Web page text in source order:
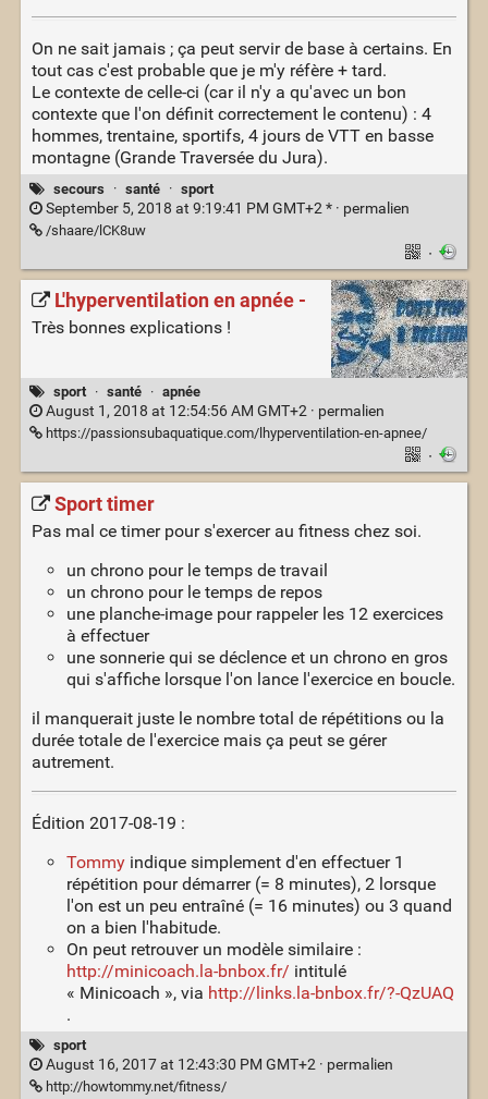
On ne sait jamais ; ça peut servir de base à certains. En
tout cas c'est probable que je m'y réfère + tard.
Le contexte de celle-ci (car il n'y a qu'avec un bon
contexte que l'on définit correctement le contenu) : 4
hommes, trentaine, sportifs, 4 jours de VTT en basse
montagne (Grande Traversée du Jura).
secours · santé · sport
September 5, 2018 at 9:19:41 PM GMT+2 * · permalien
/shaare/lCK8uw
·
L'hyperventilation en apnée -
Très bonnes explications !
sport · santé · apnée
August 1, 2018 at 12:54:56 AM GMT+2 · permalien
https://passionsubaquatique.com/lhyperventilation-en-apnee/
·
Sport timer
Pas mal ce timer pour s'exercer au fitness chez soi.
un chrono pour le temps de travail
un chrono pour le temps de repos
une planche-image pour rappeler les 12 exercices
à effectuer
une sonnerie qui se déclence et un chrono en gros
qui s'affiche lorsque l'on lance l'exercice en boucle.
il manquerait juste le nombre total de répétitions ou la
durée totale de l'exercice mais ça peut se gérer
autrement.
Édition 2017-08-19 :
Tommyindique simplement d'en effectuer 1
répétition pour démarrer (= 8 minutes), 2 lorsque
l'on est un peu entraîné (= 16 minutes) ou 3 quand
on a bien l'habitude.
On peut retrouver un modèle similaire :
http://minicoach.la-bnbox.fr/ intitulé
« Minicoach », via http://links.la-bnbox.fr/?-QzUAQ
.
sport
August 16, 2017 at 12:43:30 PM GMT+2 · permalien
http://howtommy.net/fitness/